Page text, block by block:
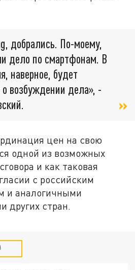
добрались. По-моему,
дело по смартфонам. В
наверное, будет
о возбуждении дела», -
цен на свою
одной из возможных
и как таковая
с российским
и аналогичными
других стран.